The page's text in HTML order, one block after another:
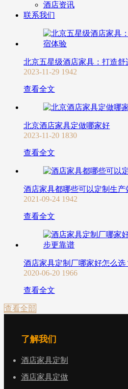
酒店资讯
联系我们
北京五星级酒店家具：打造
2023-11-29 1942
查看全文
北京酒店家具定做哪家好
2023-11-20 1830
查看全文
酒店家具都哪些可以定制生产
2021-09-24 1942
查看全文
酒店家具定制厂哪家好怎么
2020-06-20 1966
查看全文
查看全部
了解我们
酒店家具定制
酒店家具定做